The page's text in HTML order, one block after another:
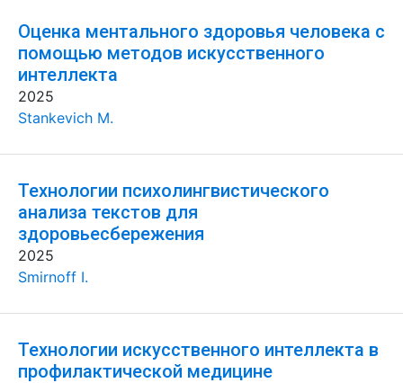
Оценка ментального здоровья человека с
помощью методов искусственного
интеллекта
2025
Stankevich M.
Технологии психолингвистического
анализа текстов для
здоровьесбережения
2025
Smirnoff I.
Технологии искусственного интеллекта в
профилактической медицине